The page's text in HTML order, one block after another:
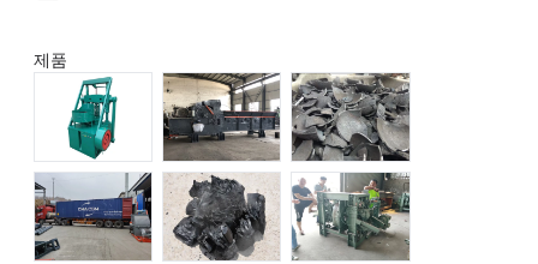
제품